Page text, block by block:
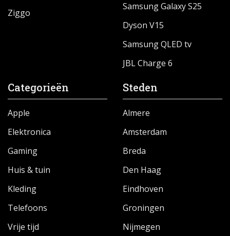
Ziggo
Samsung Galaxy S25
Dyson V15
Samsung QLED tv
JBL Charge 6
Categorieën
Apple
Elektronica
Gaming
Huis & tuin
Kleding
Telefoons
Vrije tijd
Steden
Almere
Amsterdam
Breda
Den Haag
Eindhoven
Groningen
Nijmegen